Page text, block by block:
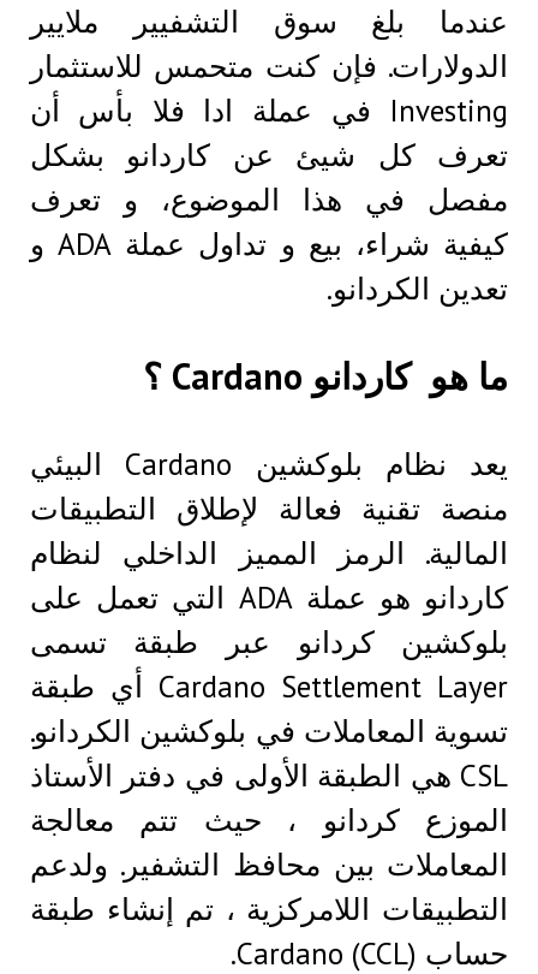
عندما بلغ سوق التشفيير ملايير
الدولارات. فإن كنت متحمس للاستثمار
Investing في عملة ادا فلا بأس أن
تعرف كل شيئ عن كاردانو بشكل
مفصل في هذا الموضوع، و تعرف
كيفية شراء، بيع و تداول عملة ADA و
تعدين الكردانو.
ما هو كاردانو Cardano ؟
يعد نظام بلوكشين Cardano البيئي
منصة تقنية فعالة لإطلاق التطبيقات
المالية. الرمز المميز الداخلي لنظام
كاردانو هو عملة ADA التي تعمل على
بلوكشين كردانو عبر طبقة تسمى
Cardano Settlement Layer أي طبقة
تسوية المعاملات في بلوكشين الكردانو.
CSL هي الطبقة الأولى في دفتر الأستاذ
الموزع كردانو ، حيث تتم معالجة
المعاملات بين محافظ التشفير. ولدعم
التطبيقات اللامركزية ، تم إنشاء طبقة
حساب Cardano (CCL).